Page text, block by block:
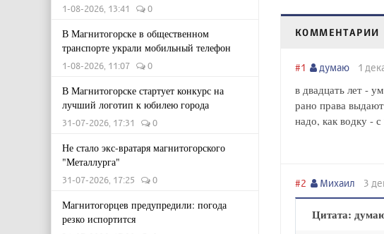
1-08-2026, 13:41 0
В Магнитогорске в общественном
транспорте украли мобильный телефон
1-08-2026, 11:07 0
В Магнитогорске стартует конкурс на
лучший логотип к юбилею города
31-07-2026, 17:31 0
Не стало экс-вратаря магнитогорского
"Металлурга"
31-07-2026, 17:25 0
Магнитогорцев предупредили: погода
резко испортится
КОММЕНТАРИИ
#1 думаю 1
в двадцать лет -
рано права выдают
надо, как водку -
#2 Михаил 3
Цитата: